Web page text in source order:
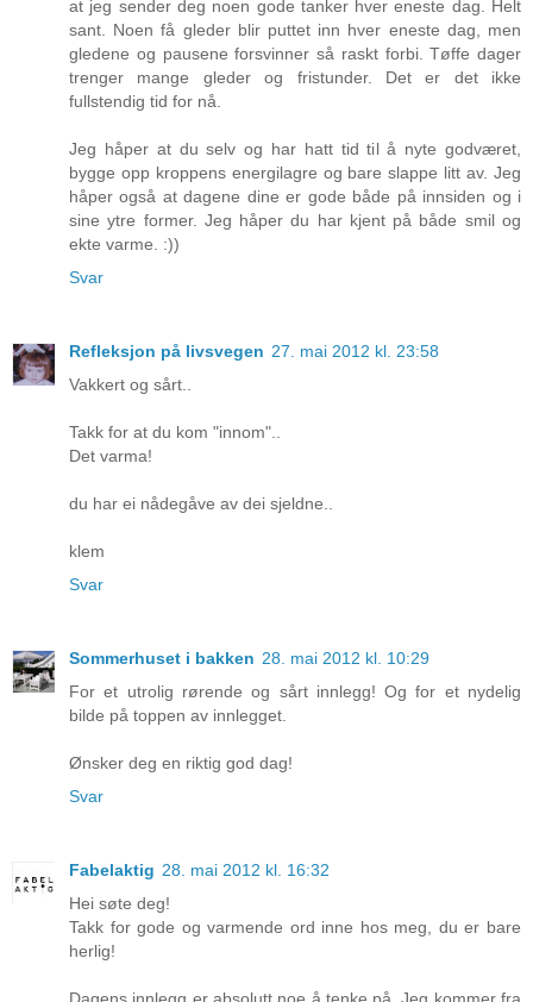
at jeg sender deg noen gode tanker hver eneste dag. Helt
sant. Noen få gleder blir puttet inn hver eneste dag, men
gledene og pausene forsvinner så raskt forbi. Tøffe dager
trenger mange gleder og fristunder. Det er det ikke
fullstendig tid for nå.
Jeg håper at du selv og har hatt tid til å nyte godværet,
bygge opp kroppens energilagre og bare slappe litt av. Jeg
håper også at dagene dine er gode både på innsiden og i
sine ytre former. Jeg håper du har kjent på både smil og
ekte varme. :))
Svar
Refleksjon på livsvegen 27. mai 2012 kl. 23:58
Vakkert og sårt..
Takk for at du kom "innom"..
Det varma!
du har ei nådegåve av dei sjeldne..
klem
Svar
Sommerhuset i bakken 28. mai 2012 kl. 10:29
For et utrolig rørende og sårt innlegg! Og for et nydelig
bilde på toppen av innlegget.
Ønsker deg en riktig god dag!
Svar
Fabelaktig 28. mai 2012 kl. 16:32
Hei søte deg!
Takk for gode og varmende ord inne hos meg, du er bare
herlig!
Dagens innlegg er absolutt noe å tenke på. Jeg kommer fra